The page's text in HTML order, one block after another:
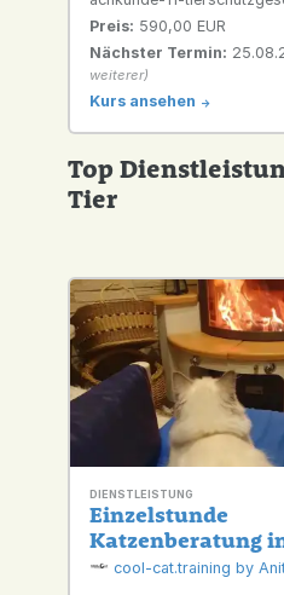
Vorlesungen und
Präsenz-Prüfung Der Kurs vermittelt
grundlagenmäßige und
Kenntnisse in den
Verhalten, Fütterung,
und behördliche...
Preis: 590,00 EUR
Nächster Termin:
weiterer)
Kurs ansehen ->
Top
Tier
DIENSTLEISTUNG
Einzelstunde
Katzenberatung
Training
cool-cat.training by